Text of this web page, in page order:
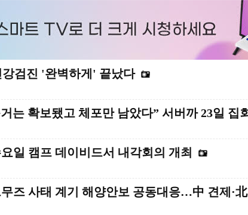
검진 '완벽하게' 끝났다
는 확보됐고 체포만 남았다” 서버까 23일 집
일 캠프 데이비드서 내각회의 개최
즈 사태 계기 해양안보 공동대응…中 견제·